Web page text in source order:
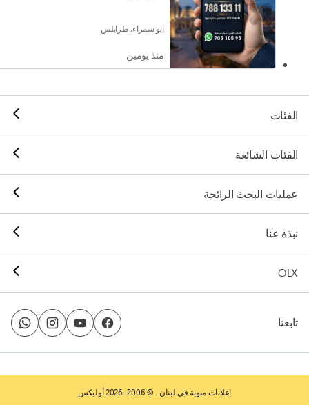
ابو سمراء, طرابلس
منذ يومين
الفئات
الفئات الشائعة
عمليات البحث الرائجة
نبذة عنا
OLX
تابعنا
إعلانات مبوبة في لبنان . © 2006- 2026 أوليكس